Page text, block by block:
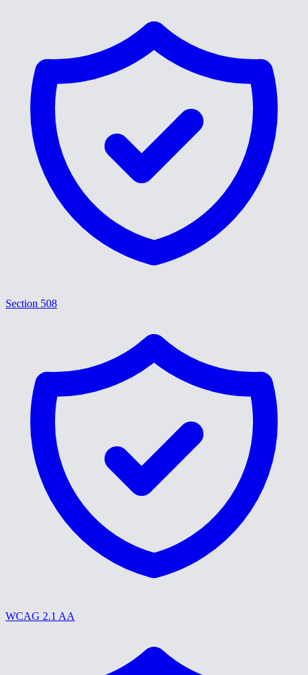
Section 508
WCAG 2.1 AA